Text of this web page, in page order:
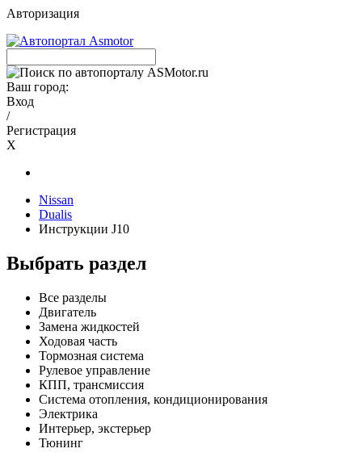
Авторизация
Ваш город:
Вход
/
Регистрация
X
Nissan
Dualis
Инструкции J10
Выбрать раздел
Все разделы
Двигатель
Замена жидкостей
Ходовая часть
Тормозная система
Рулевое управление
КПП, трансмиссия
Система отопления, кондиционирования
Электрика
Интерьер, экстерьер
Тюнинг